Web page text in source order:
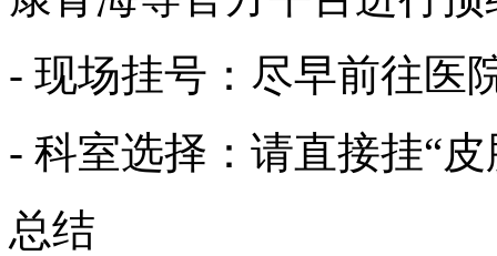
- 现场挂号：尽早前往医
- 科室选择：请直接挂“
总结